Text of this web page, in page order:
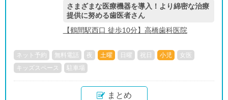
さまざまな医療機器を導入！より綿密な治療
提供に努める歯医者さん
【鶴間駅西口 徒歩10分】高橋歯科医院
ネット予約 無料電話 夜 土曜 日曜 祝日 小児
女医
キッズスペース
駐車場
まとめ